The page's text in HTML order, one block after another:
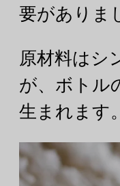
要がありま
原材料はシ
が、ボトル
生まれます